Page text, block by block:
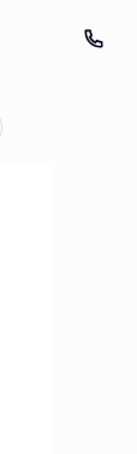
по запросу